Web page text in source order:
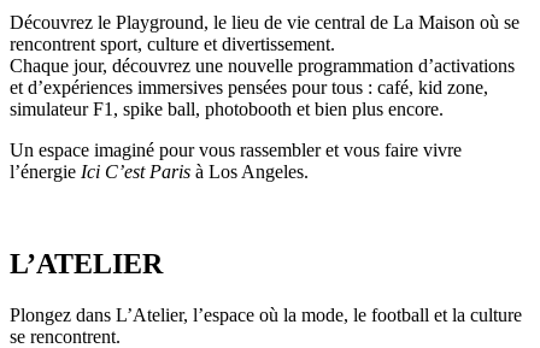
Découvrez le Playground, le lieu de vie central de La Maison où se
rencontrent sport, culture et divertissement.
Chaque jour, découvrez une nouvelle programmation d’activations
et d’expériences immersives pensées pour tous : café, kid zone,
simulateur F1, spike ball, photobooth et bien plus encore.
Un espace imaginé pour vous rassembler et vous faire vivre
l’énergie Ici C’est Paris à Los Angeles.
L’ATELIER
Plongez dans L’Atelier, l’espace où la mode, le football et la culture
se rencontrent.